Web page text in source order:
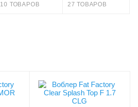
10 ТОВАРОВ
27 ТОВАРОВ
Цвет приманки
CLG